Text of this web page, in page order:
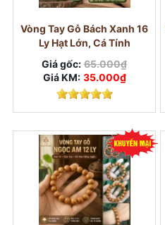
Vòng gỗ Ngọc Am
Vòng Tay Gỗ Bách Xanh 16
Ly Hạt Lớn, Cá Tính
Giá gốc: 65.000₫
Giá KM: 35.000₫